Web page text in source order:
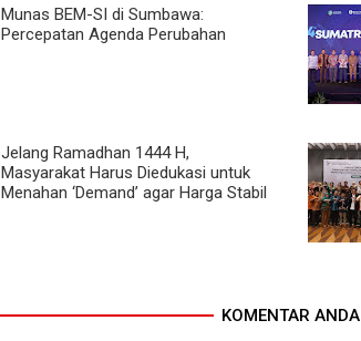
Munas BEM-SI di Sumbawa:
Percepatan Agenda Perubahan
Jelang Ramadhan 1444 H,
Masyarakat Harus Diedukasi untuk
Menahan ‘Demand’ agar Harga Stabil
KOMENTAR ANDA